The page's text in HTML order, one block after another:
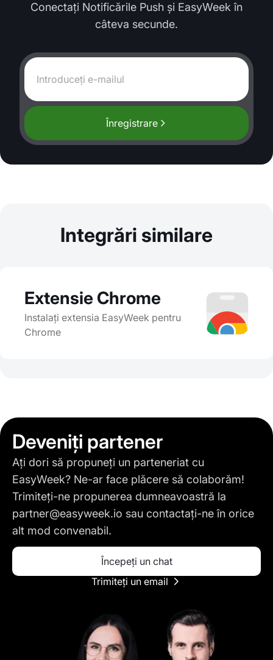
Conectați Notificările Push și EasyWeek în
câteva secunde.
Înregistrare
Integrări similare
Extensie Chrome
Instalați extensia EasyWeek pentru
Chrome
Deveniți partener
Ați dori să propuneți un parteneriat cu
EasyWeek? Ne-ar face plăcere să colaborăm!
Trimiteți-ne propunerea dumneavoastră la
partner@easyweek.io sau contactați-ne în orice
alt mod convenabil.
Începeți un chat
Trimiteți un email